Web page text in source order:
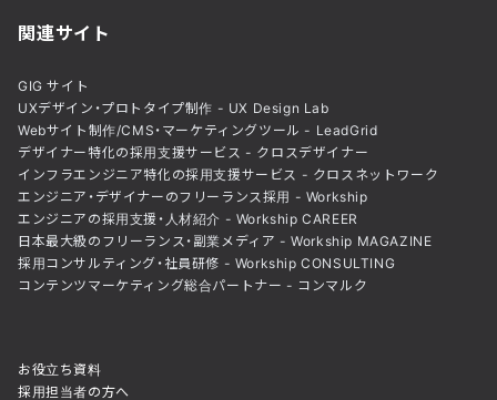
関連サイト
GIG サイト
UXデザイン・プロトタイプ制作 - UX Design Lab
Webサイト制作/CMS・マーケティングツール - LeadGrid
デザイナー特化の採用支援サービス - クロスデザイナー
インフラエンジニア特化の採用支援サービス - クロスネットワーク
エンジニア・デザイナーのフリーランス採用 - Workship
エンジニアの採用支援・人材紹介 - Workship CAREER
日本最大級のフリーランス・副業メディア - Workship MAGAZINE
採用コンサルティング・社員研修 - Workship CONSULTING
コンテンツマーケティング総合パートナー - コンマルク
お役立ち資料
採用担当者の方へ